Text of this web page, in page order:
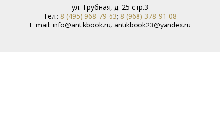
ул. Трубная, д. 25 стр.3
Тел.: 8 (495) 968-79-63; 8 (968) 378-91-08
E-mail: info@antikbook.ru, antikbook23@yandex.ru